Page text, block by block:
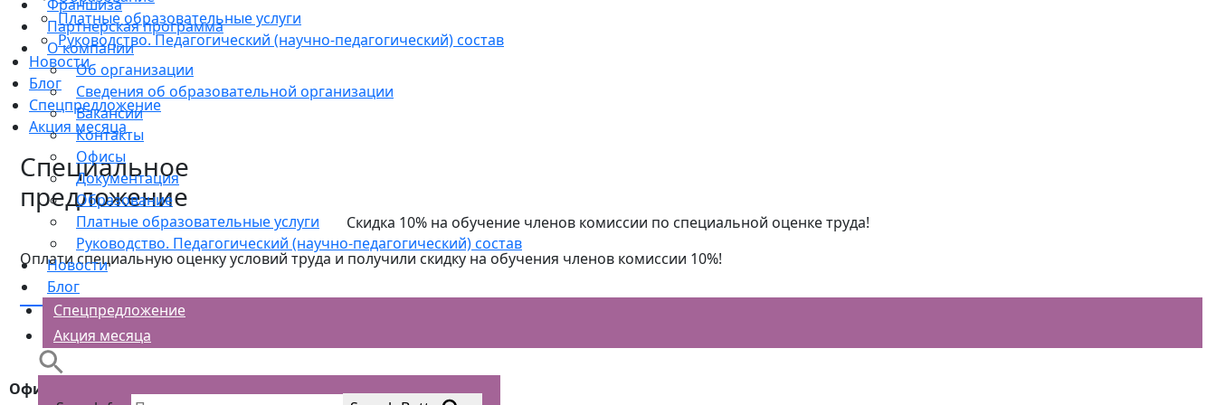
Платные образовательные услуги
Руководство. Педагогический (научно-педагогический) состав
Новости
Блог
Спецпредложение
Акция месяца
Франшиза
Партнерская программа
О компании
Об организации
Сведения об образовательной организации
Вакансии
Контакты
Офисы
Документация
Образование
Платные образовательные услуги
Руководство. Педагогический (научно-педагогический) состав
Новости
Блог
Спецпредложение
Акция месяца
Специальное
предложение
Скидка 10% на обучение членов комиссии по специальной оценке труда!
Оплати специальную оценку условий труда и получили скидку на обучения членов комиссии 10%!
УТОЧНИТЬ ДЕТАЛИ
Офис в Сургуте: